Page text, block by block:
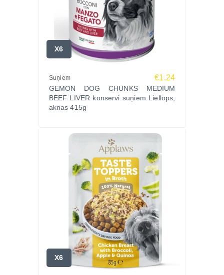
X6
Suņiem €1.24
GEMON DOG CHUNKS MEDIUM
BEEF LIVER konservi suņiem Liellops,
aknas 415g
X6